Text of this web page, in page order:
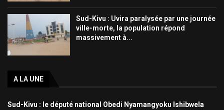
Sud-Kivu : Uvira paralysée par une journée
ville-morte, la population répond
massivement à...
A LA UNE
Sud-Kivu : le député national Obedi Nyamangyoku Ishibwela